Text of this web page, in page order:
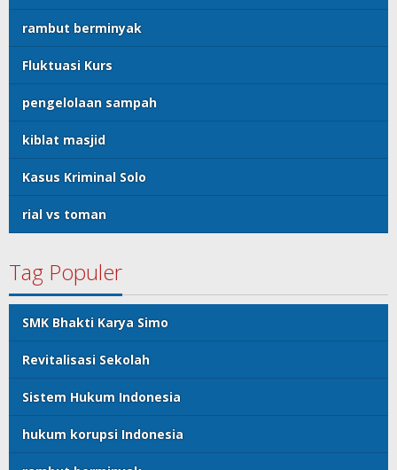
rambut berminyak
Fluktuasi Kurs
pengelolaan sampah
kiblat masjid
Kasus Kriminal Solo
rial vs toman
Tag Populer
SMK Bhakti Karya Simo
Revitalisasi Sekolah
Sistem Hukum Indonesia
hukum korupsi Indonesia